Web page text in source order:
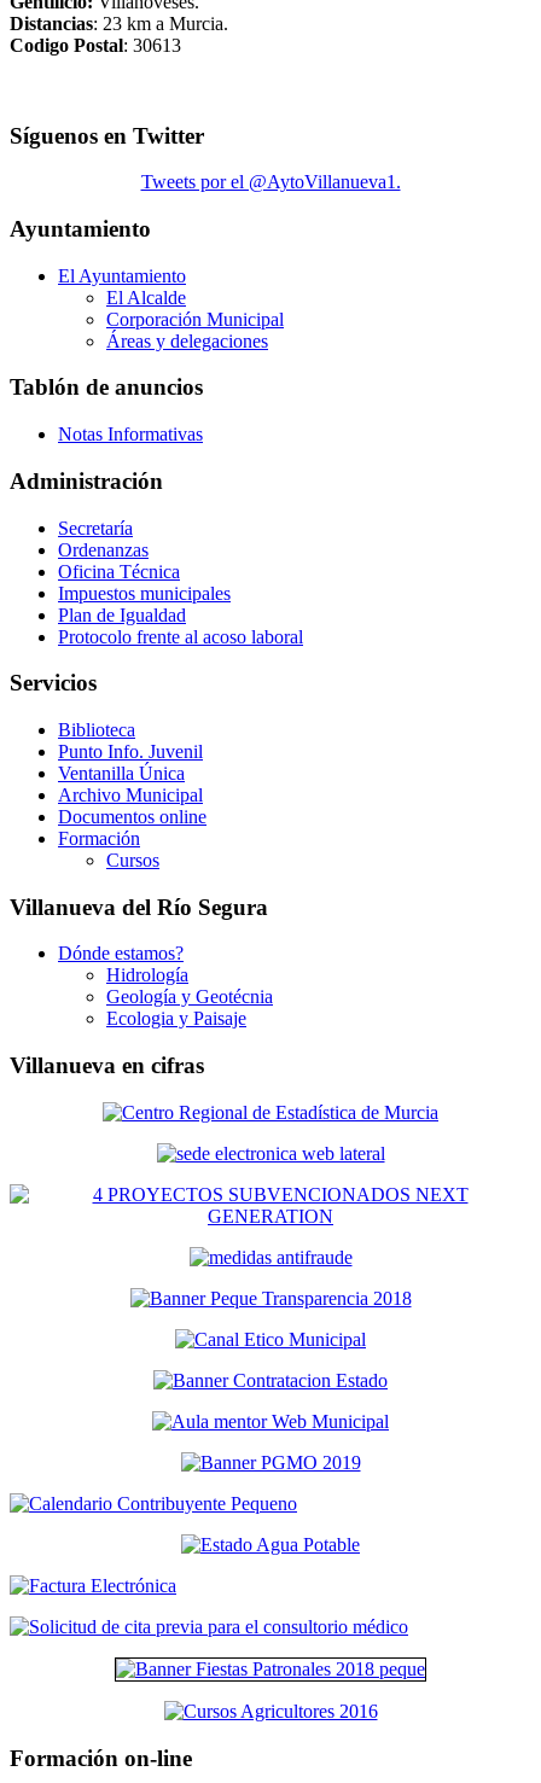
Distancias: 23 km a Murcia.
Codigo Postal: 30613
Síguenos en Twitter
Tweets por el @AytoVillanueva1.
Ayuntamiento
El Ayuntamiento
El Alcalde
Corporación Municipal
Áreas y delegaciones
Tablón de anuncios
Notas Informativas
Administración
Secretaría
Ordenanzas
Oficina Técnica
Impuestos municipales
Plan de Igualdad
Protocolo frente al acoso laboral
Servicios
Biblioteca
Punto Info. Juvenil
Ventanilla Única
Archivo Municipal
Documentos online
Formación
Cursos
Villanueva del Río Segura
Dónde estamos?
Hidrología
Geología y Geotécnia
Ecologia y Paisaje
Villanueva en cifras
Formación on-line